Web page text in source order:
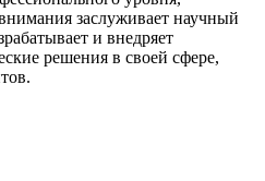
заслуживает научный
и внедряет
решения в своей сфере,